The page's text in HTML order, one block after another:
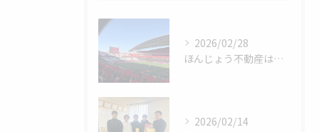
2026/02/28
ほんじょう不動産は浦和レッズを応援しています⚽
2026/02/14